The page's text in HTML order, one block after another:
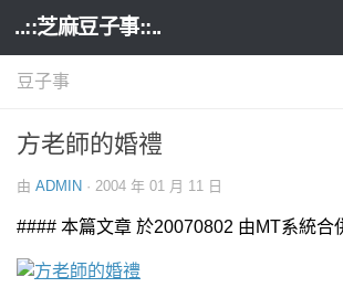
Skip to content
..::芝麻豆子事::..
豆子事
方老師的婚禮
由 ADMIN · 2004 年 01 月 11 日
#### 本篇文章 於20070802 由MT系統合